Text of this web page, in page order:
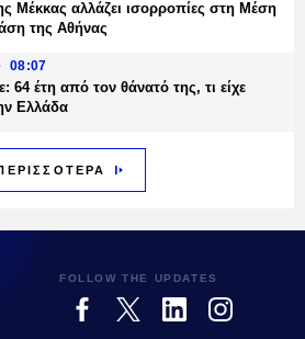
Μέκκας αλλάζει ισορροπίες στη Μέση
της Αθήνας
08:07
64 έτη από τον θάνατό της, τι είχε
Ελλάδα
FOLLOW THE UPDATES